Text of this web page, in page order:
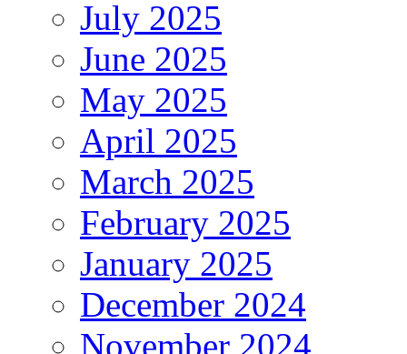
July 2025
June 2025
May 2025
April 2025
March 2025
February 2025
January 2025
December 2024
November 2024